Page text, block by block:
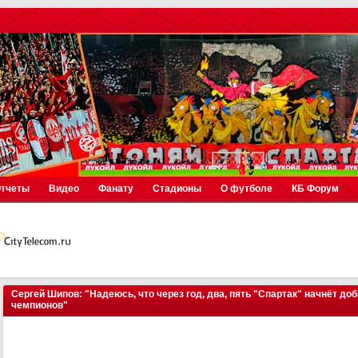
Видео Фанату Стадионы О футболе КБ Форум
Сергей Шипов: "Надеюсь, что через год, два, пять "Спартак" начнёт
чемпионов"